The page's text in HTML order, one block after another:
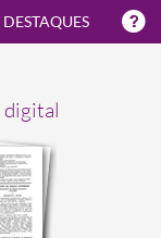
DESTAQUES
digital